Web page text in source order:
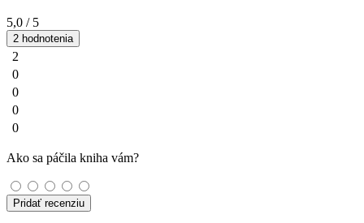
5,0 / 5
2 hodnotenia
2
0
0
0
0
Ako sa páčila kniha vám?
Pridať recenziu